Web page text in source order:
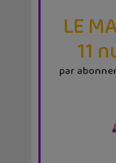
LE
11
par